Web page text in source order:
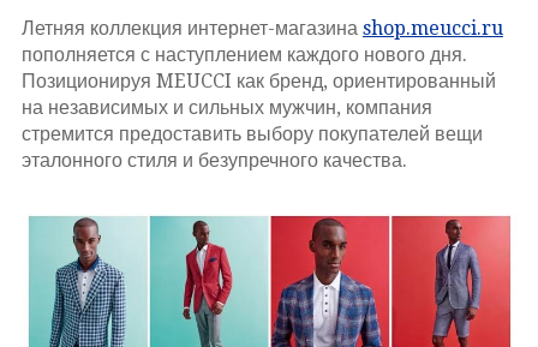
Летняя коллекция интернет-магазина shop.meucci.ru
пополняется с наступлением каждого нового дня.
Позиционируя MEUCCI как бренд, ориентированный
на независимых и сильных мужчин, компания
стремится предоставить выбору покупателей вещи
эталонного стиля и безупречного качества.